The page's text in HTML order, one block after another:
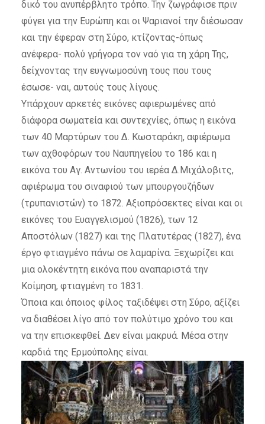
δικό του ανυπέρβλητο τρόπο. Την ζωγράφισε πριν
φύγει για την Ευρώπη και οι Ψαριανοί την διέσωσαν
και την έφεραν στη Σύρο, κτίζοντας-όπως
ανέφερα- πολύ γρήγορα τον ναό για τη χάρη Της,
δείχνοντας την ευγνωμοσύνη τους που τους
έσωσε- ναι, αυτούς τους λίγους.
Υπάρχουν αρκετές εικόνες αφιερωμένες από
διάφορα σωματεία και συντεχνίες, όπως η εικόνα
των 40 Μαρτύρων του Δ. Κωσταράκη, αφιέρωμα
των αχθοφόρων του Ναυπηγείου το 186 και η
εικόνα του Αγ. Αντωνίου του ιερέα Δ.Μιχάλοβιτς,
αφιέρωμα του σιναφιού των μπουργουζήδων
(τρυπανιστών) το 1872. Αξιοπρόσεκτες είναι και οι
εικόνες του Ευαγγελισμού (1826), των 12
Αποστόλων (1827) και της Πλατυτέρας (1827), ένα
έργο φτιαγμένο πάνω σε λαμαρίνα. Ξεχωρίζει και
μια ολοκέντητη εικόνα που αναπαριστά την
Κοίμηση, φτιαγμένη το 1831.
Όποια και όποιος φίλος ταξιδέψει στη Σύρο, αξίζει
να διαθέσει λίγο από τον πολύτιμο χρόνο του και
να την επισκεφθεί. Δεν είναι μακρυά. Μέσα στην
καρδιά της Ερμούπολης είναι.